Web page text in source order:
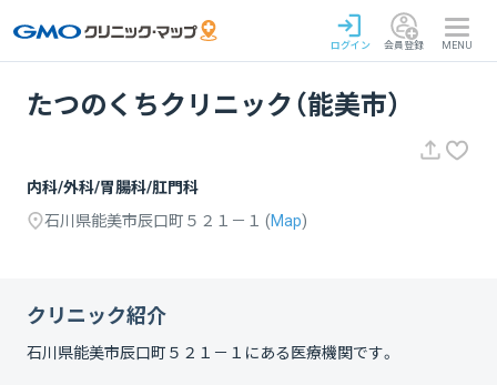
ログイン 会員登録 MENU
たつのくちクリニック（能美市）
内科/外科/胃腸科/肛門科
石川県能美市辰口町５２１－１ (Map)
クリニック紹介
石川県能美市辰口町５２１－１ にある医療機関です。